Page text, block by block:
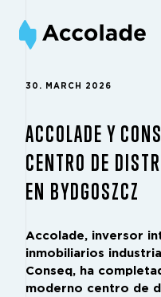
30. MARCH 2026
ACCOLADE Y
CENTRO DE
EN BYDGOSZCZ
Accolade, inversor
inmobiliarios
Conseq, ha
moderno centro de